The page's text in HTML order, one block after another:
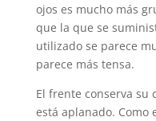
ojos es mucho más
que la que se
utilizado se parece
parece más tensa.
El frente conserva su
está aplanado. Como